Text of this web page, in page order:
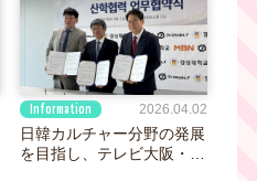
Information 2026.04.02
日韓カルチャー分野の発展
を目指し、テレビ大阪・メ